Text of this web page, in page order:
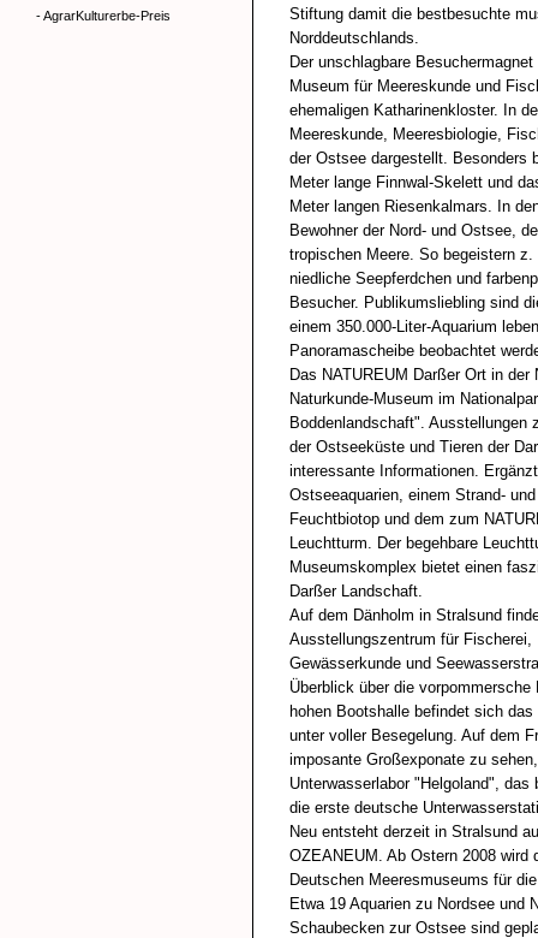
- AgrarKulturerbe-Preis
Stiftung damit die bestbesuchte
Norddeutschlands.
Der unschlagbare
Museum für Meereskunde und
ehemaligen Katharinenkloster. In
Meereskunde, Meeresbiologie,
der Ostsee dargestellt. Besonders
Meter lange Finnwal-Skelett und
Meter langen Riesenkalmars. In
Bewohner der Nord- und Ostsee,
tropischen Meere. So begeistern
niedliche Seepferdchen und
Besucher. Publikumsliebling sind
einem 350.000-Liter-Aquarium
Panoramascheibe beobachtet
Das NATUREUM Darßer Ort in
Naturkunde-Museum im
Boddenlandschaft". Ausstellungen
der Ostseeküste und Tieren der
interessante Informationen.
Ostseeaquarien, einem Strand-
Feuchtbiotop und dem zum
Leuchtturm. Der begehbare
Museumskomplex bietet einen
Darßer Landschaft.
Auf dem Dänholm in Stralsund
Ausstellungszentrum für Fischerei,
Gewässerkunde und
Überblick über die
hohen Bootshalle befindet sich
unter voller Besegelung. Auf dem
imposante Großexponate zu
Unterwasserlabor "Helgoland", das
die erste deutsche
Neu entsteht derzeit in Stralsund
OZEANEUM. Ab Ostern 2008 wird
Deutschen Meeresmuseums für
Etwa 19 Aquarien zu Nordsee und
Schaubecken zur Ostsee sind